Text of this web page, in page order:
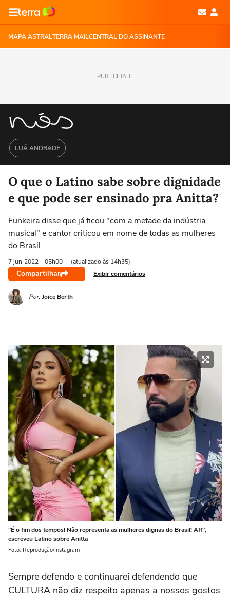
MAPA ASTRALTERRA MAILCENTRAL DO ASSINANTE
PUBLICIDADE
LUÃ ANDRADE
O que o Latino sabe sobre dignidade
e que pode ser ensinado pra Anitta?
Funkeira disse que já ficou "com a metade da indústria
musical" e cantor criticou em nome de todas as mulheres
do Brasil
7 jun 2022 - 05h00 (atualizado às 14h35)
Compartilhar Exibir comentários
Por: Joice Berth
"É o fim dos tempos! Não representa as mulheres dignas do Brasil! Aff",
escreveu Latino sobre Anitta
Foto: Reprodução/Instagram
Sempre defendo e continuarei defendendo que
CULTURA não diz respeito apenas a nossos gostos